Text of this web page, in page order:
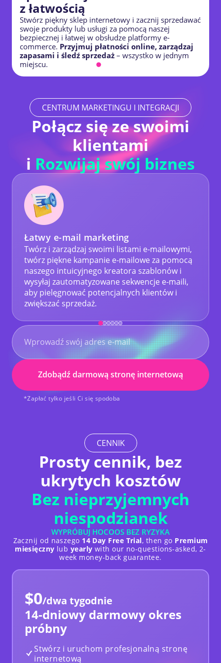
Jirah Lynne Ramos
Filipiny
Usługi Budowlane
Myślę, że to niesamowite rozwiązanie, długo
moja witryna jest prawie gotowa.
Yasir Azab
Egipt
Właściciel małej firmy
Korzystam z Hocoos od ponad roku i mogę
powiedzieć,
nową stronę internetową, mając bardzo małe
doświadczenie i
Pomagali mi na każdym kroku.
Donald Miller
USA
Organizacja społeczna
Chciałbym dać tym wspaniałym facetom 10! Od
jakiegoś czasu próbuję zbudować stronę
internetową i to było frustrujące.Ale kiedy
poznałem Hocoos, wszystko się zmieniło.
Jestem bardzo podekscytowany.Polecam ich
każdemu, kto chce mieć własną stronę
internetową, z pewnością spełnią Twoje
marzenia!
Sunday Oluwasanmi
Nigeria
Hocoos to narzędzie oszczędzające czas, jest
łatwy w użyciu i oferuje różne rozwiązania dla
Twoich potrzeb.Ich zespół wsparcia jest bardzo
pomocny i nastawiony na współpracęi bardzo
poważnie traktują Twoje zgłoszenia. Duży plus
dla nich wszystkich.
Yousef Obeidat
Nigeria
Performance Analytics
z łatwością
Stwórz piękny sklep internetowy i zacznij sprzedawać
swoje produkty lub usługi za pomocą naszej
bezpiecznej i łatwej w obsłudze platformy e-
commerce. Przyjmuj płatności online, zarządzaj
zapasami i śledź sprzedaż – wszystko w jednym
miejscu.
CENTRUM MARKETINGU I INTEGRACJI
Połącz się ze swoimi
klientami
i Rozwijaj swój biznes
Łatwy e-mail marketing
Twórz i zarządzaj swoimi listami e-mailowymi,
twórz piękne kampanie e-mailowe za pomocą
naszego intuicyjnego kreatora szablonów i
wysyłaj zautomatyzowane sekwencje e-maili,
aby pielęgnować potencjalnych klientów i
zwiększać sprzedaż.
Zdobądź darmową stronę internetową
*Zapłać tylko jeśli Ci się spodoba
CENNIK
Prosty cennik, bez
ukrytych kosztów
Bez nieprzyjemnych
niespodzianek
WYPRÓBUJ HOCOOS BEZ RYZYKA
Zacznij od naszego 14 Day Free Trial, then go Premium
miesięczny lub yearly with our no-questions-asked, 2-
week money-back guarantee.
$0/dwa tygodnie
14-dniowy darmowy okres
próbny
Stwórz i uruchom profesjonalną stronę
internetową